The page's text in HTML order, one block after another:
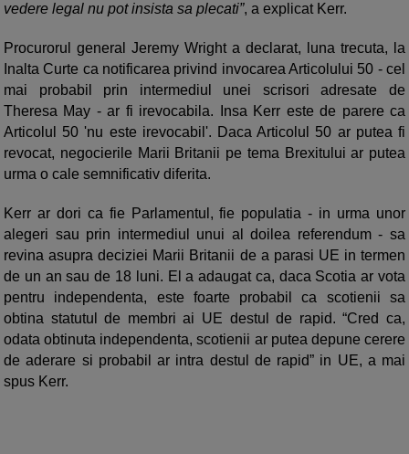
vedere legal nu pot insista sa plecati”, a explicat Kerr.
Procurorul general Jeremy Wright a declarat, luna trecuta, la
Inalta Curte ca notificarea privind invocarea Articolului 50 - cel
mai probabil prin intermediul unei scrisori adresate de
Theresa May - ar fi irevocabila. Insa Kerr este de parere ca
Articolul 50 'nu este irevocabil'. Daca Articolul 50 ar putea fi
revocat, negocierile Marii Britanii pe tema Brexitului ar putea
urma o cale semnificativ diferita.
Kerr ar dori ca fie Parlamentul, fie populatia - in urma unor
alegeri sau prin intermediul unui al doilea referendum - sa
revina asupra deciziei Marii Britanii de a parasi UE in termen
de un an sau de 18 luni. El a adaugat ca, daca Scotia ar vota
pentru independenta, este foarte probabil ca scotienii sa
obtina statutul de membri ai UE destul de rapid. “Cred ca,
odata obtinuta independenta, scotienii ar putea depune cerere
de aderare si probabil ar intra destul de rapid” in UE, a mai
spus Kerr.